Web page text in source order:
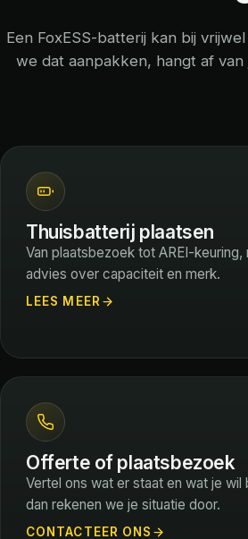
Een FoxESS-batterij kan bij
we dat aanpakken, hangt af
Thuisbatterij plaatsen
Van plaatsbezoek tot AREI-keuring,
advies over capaciteit en merk.
LEES MEER
Offerte of plaatsbezoek
Vertel ons wat er staat en wat je wil
dan rekenen we je situatie door.
CONTACTEER ONS